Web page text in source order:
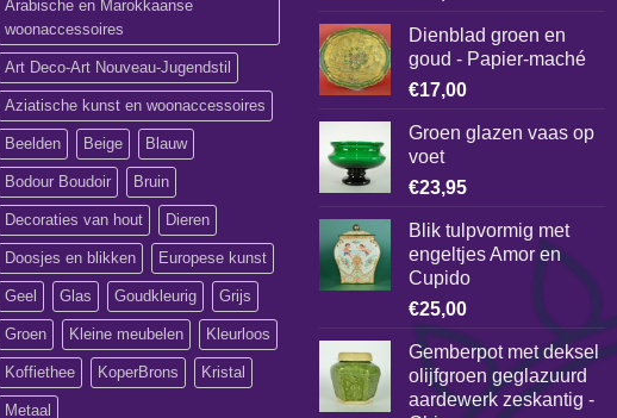
Arabische en Marokkaanse
woonaccessoires
Art Deco-Art Nouveau-Jugendstil
Aziatische kunst en woonaccessoires
Beelden Beige Blauw
Bodour Boudoir Bruin
Decoraties van hout Dieren
Doosjes en blikken Europese kunst
Geel Glas Goudkleurig Grijs
Groen Kleine meubelen Kleurloos
Koffiethee KoperBrons Kristal
Metaal
Dienblad groen en
goud - Papier-maché
€17,00
Groen glazen vaas op
voet
€23,95
Blik tulpvormig met
engeltjes Amor en
Cupido
€25,00
Gemberpot met deksel
olijfgroen geglazuurd
aardewerk zeskantig -